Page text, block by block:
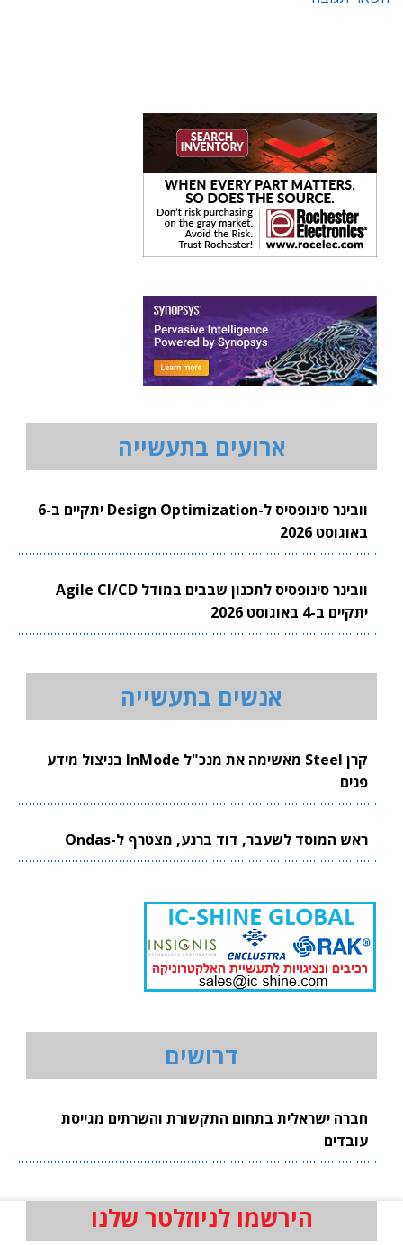
ארועים בתעשייה
וובינר סינופסיס ל-Design Optimization יתקיים ב-6
באוגוסט 2026
וובינר סינופסיס לתכנון שבבים במודל Agile CI/CD
יתקיים ב-4 באוגוסט 2026
אנשים בתעשייה
קרן Steel מאשימה את מנכ"ל InMode בניצול מידע
פנים
ראש המוסד לשעבר, דוד ברנע, מצטרף ל-Ondas
דרושים
חברה ישראלית בתחום התקשורת והשרתים מגייסת
עובדים
הירשמו לניוזלטר שלנו